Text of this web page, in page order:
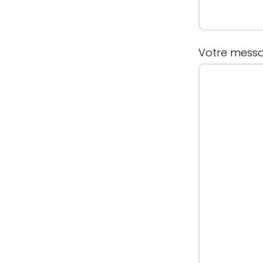
Votre